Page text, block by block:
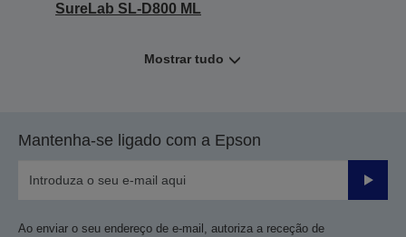
SureLab SL-D800 ML
Mostrar tudo
Mantenha-se ligado com a Epson
Enviar
Ao enviar o seu endereço de e-mail, autoriza a receção de